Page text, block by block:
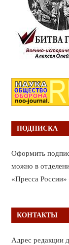
ПОДПИСКА
Оформить
можно в
«Пресса
КОНТАКТЫ
Адрес редакции